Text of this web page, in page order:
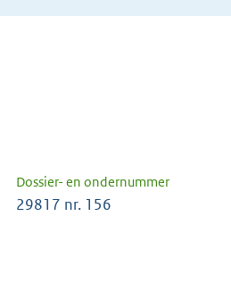
Dossier- en ondernummer
29817 nr. 156